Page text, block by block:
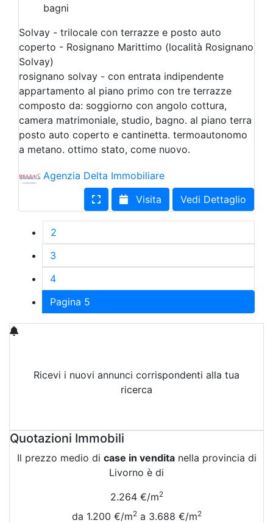
bagni
Solvay - trilocale con terrazze e posto auto
coperto - Rosignano Marittimo (località Rosignano
Solvay)
rosignano solvay - con entrata indipendente
appartamento al piano primo con tre terrazze
composto da: soggiorno con angolo cottura,
camera matrimoniale, studio, bagno. al piano terra
posto auto coperto e cantinetta. termoautonomo
a metano. ottimo stato, come nuovo.
Agenzia Delta Immobiliare
Visita
Vedi Dettaglio
2
3
4
Pagina 5
Ricevi i nuovi annunci corrispondenti alla tua
ricerca
Quotazioni Immobili
Il prezzo medio di case in venditanella provincia di
Livorno è di
2.264 €/m2
da 1.200 €/m2a 3.688 €/m2